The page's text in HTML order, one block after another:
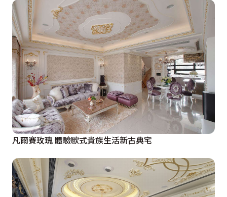
凡爾賽玫瑰 體驗歐式貴族生活新古典宅